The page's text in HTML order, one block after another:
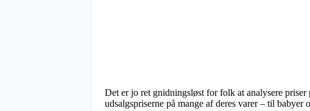
Det er jo ret gnidningsløst for folk at analysere
udsalgspriserne på mange af deres varer – til